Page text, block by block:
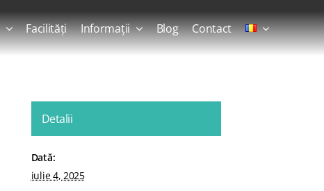
Facilități Informații Blog Contact
Detalii
Dată:
iulie 4, 2025